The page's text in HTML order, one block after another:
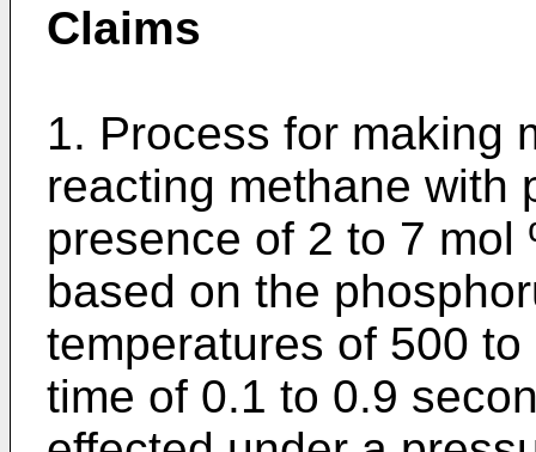
Claims
1. Process for making
reacting methane with
presence of 2 to 7
based on the
temperatures of 500
time of 0.1 to 0.9